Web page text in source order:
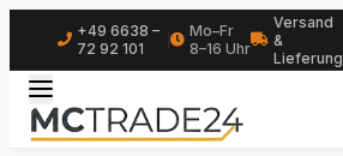
+49 6638 –
72 92 101
Mo–Fr
8–16 Uhr
Versand
&
Lieferung